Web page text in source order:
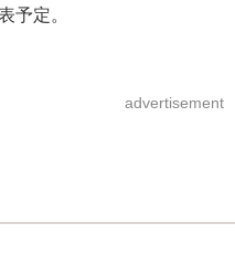
予定。
advertisement